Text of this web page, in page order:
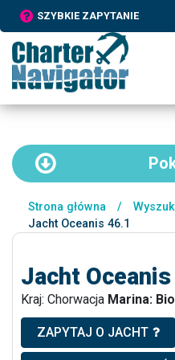
SZYBKIE ZAPYTANIE
Strona główna /
Jacht Oceanis 46.1
Jacht Oceanis
Kraj: Chorwacja Marina:
ZAPYTAJ O JACHT